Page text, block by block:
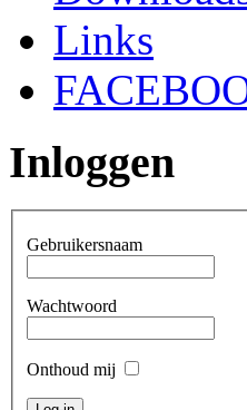
Links
Inloggen
Gebruikersnaam
Wachtwoord
Onthoud mij